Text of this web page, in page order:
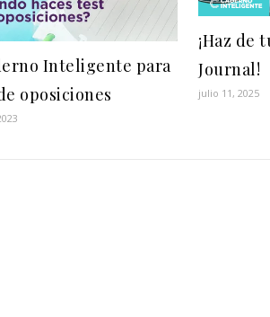
Inteligente para
oposiciones
¡Haz de
Journal!
julio 11, 2025